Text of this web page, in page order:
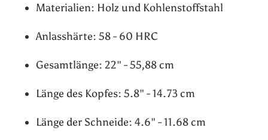
Materialien: Holz und Kohlenstoffstahl
Anlasshärte: 58 - 60 HRC
Gesamtlänge: 22" - 55,88 cm
Länge des Kopfes: 5.8" - 14.73 cm
Länge der Schneide: 4.6" - 11.68 cm